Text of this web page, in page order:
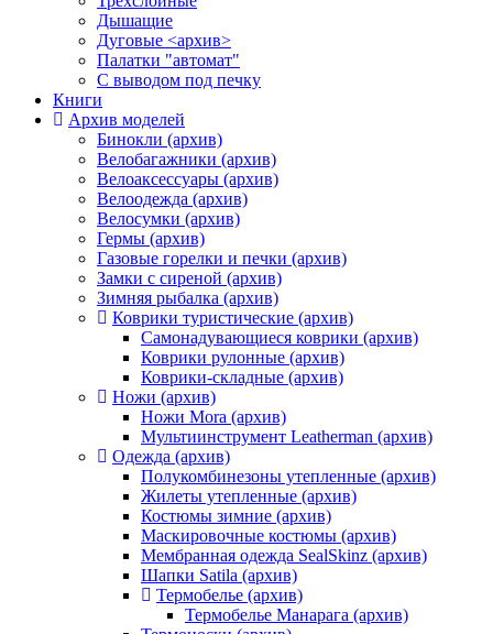
Дышащие
Дуговые <архив>
Палатки "автомат"
C выводом под печку
Книги
Архив моделей
Бинокли (архив)
Велобагажники (архив)
Велоаксессуары (архив)
Велоодежда (архив)
Велосумки (архив)
Гермы (архив)
Газовые горелки и печки (архив)
Замки с сиреной (архив)
Зимняя рыбалка (архив)
Коврики туристические (архив)
Самонадувающиеся коврики (архив)
Коврики рулонные (архив)
Коврики-складные (архив)
Ножи (архив)
Ножи Mora (архив)
Мультиинструмент Leatherman (архив)
Одежда (архив)
Полукомбинезоны утепленные (архив)
Жилеты утепленные (архив)
Костюмы зимние (архив)
Маскировочные костюмы (архив)
Мембранная одежда SealSkinz (архив)
Шапки Satila (архив)
Термобелье (архив)
Термобелье Манарага (архив)